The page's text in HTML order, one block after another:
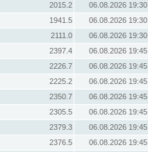
2015.2
06.08.2026 19:30
1941.5
06.08.2026 19:30
2111.0
06.08.2026 19:30
2397.4
06.08.2026 19:45
2226.7
06.08.2026 19:45
2225.2
06.08.2026 19:45
2350.7
06.08.2026 19:45
2305.5
06.08.2026 19:45
2379.3
06.08.2026 19:45
2376.5
06.08.2026 19:45